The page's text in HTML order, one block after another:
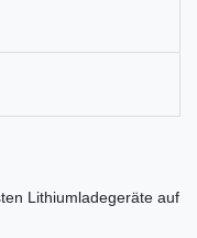
Lithiumladegeräte auf